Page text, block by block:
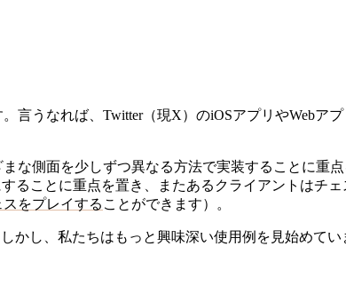
うなれば、Twitter（現X）のiOSアプリやWebア
な側面を少しずつ異なる方法で実装することに重
ことに重点を置き、またあるクライアントはチ
スをプレイする ことができます）。
し、私たちはもっと興味深い使用例を見始めてい